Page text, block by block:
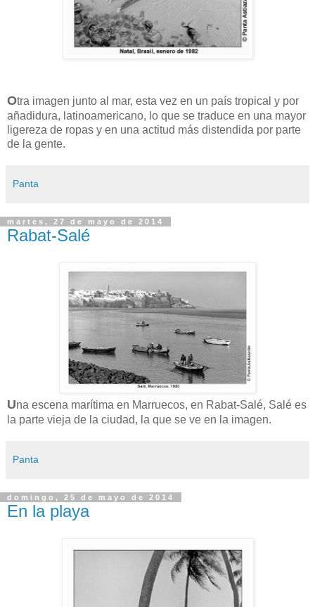
Otra imagen junto al mar, esta vez en un país tropical y por
añadidura, latinoamericano, lo que se traduce en una mayor
ligereza de ropas y en una actitud más distendida por parte
de la gente.
Panta
martes, 27 de mayo de 2014
Rabat-Salé
Una escena marítima en Marruecos, en Rabat-Salé, Salé es
la parte vieja de la ciudad, la que se ve en la imagen.
Panta
domingo, 25 de mayo de 2014
En la playa